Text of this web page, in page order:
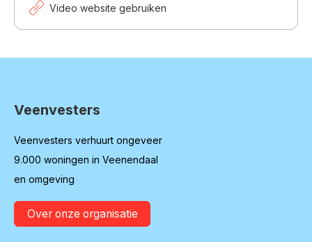
Video website gebruiken
Contactinformatie
Veenvesters
Veenvesters verhuurt ongeveer
9.000 woningen in Veenendaal
en omgeving
Over onze organisatie